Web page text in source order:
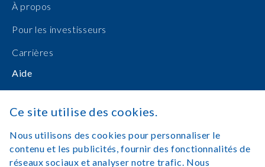
À propos
Pour les investisseurs
Carrières
Aide
Manuels d'utilisation
Achats en ligne
Nous contacter
Se connecter
Ce site utilise des cookies.
Nous utilisons des cookies pour personnaliser le
contenu et les publicités, fournir des fonctionnalités de
réseaux sociaux et analyser notre trafic. Nous